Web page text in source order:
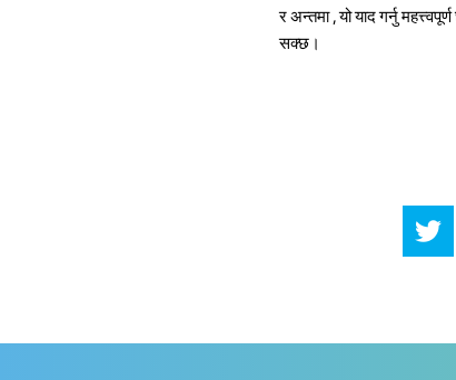
र अन्तमा , यो याद गर्नु
सक्छ।